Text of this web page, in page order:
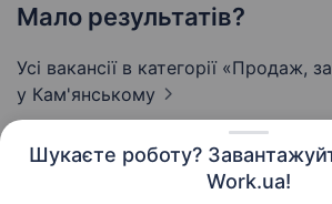
Шукаєте роботу?
Work.ua!
Мало результатів?
Усі вакансії в категорії «Продаж,
у Кам'янському